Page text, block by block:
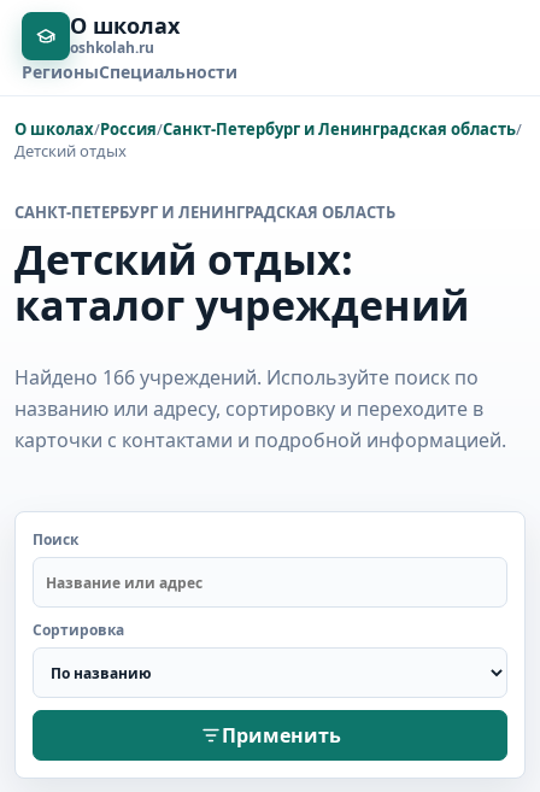
О школах
oshkolah.ru
РегионыСпециальности
О школах/Россия/Санкт-Петербург и Ленинградская область/
Детский отдых
САНКТ-ПЕТЕРБУРГ И ЛЕНИНГРАДСКАЯ ОБЛАСТЬ
Детский отдых:
каталог учреждений
Найдено 166 учреждений. Используйте поиск по
названию или адресу, сортировку и переходите в
карточки с контактами и подробной информацией.
Поиск
Сортировка
Применить